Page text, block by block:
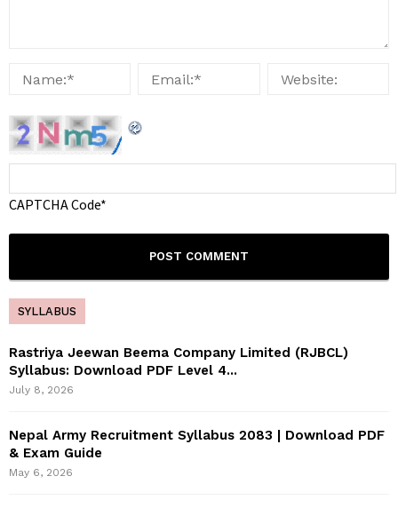
CAPTCHA Code*
SYLLABUS
Rastriya Jeewan Beema Company Limited (RJBCL)
Syllabus: Download PDF Level 4...
July 8, 2026
Nepal Army Recruitment Syllabus 2083 | Download PDF
& Exam Guide
May 6, 2026